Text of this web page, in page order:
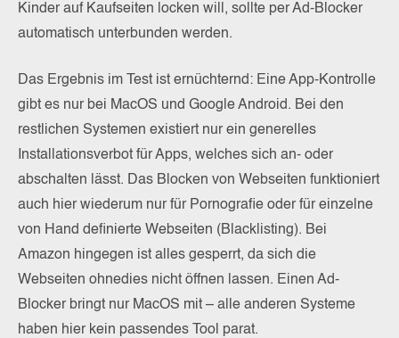
Kinder auf Kaufseiten locken will, sollte per Ad-Blocker
automatisch unterbunden werden.
Das Ergebnis im Test ist ernüchternd: Eine App-Kontrolle
gibt es nur bei MacOS und Google Android. Bei den
restlichen Systemen existiert nur ein generelles
Installationsverbot für Apps, welches sich an- oder
abschalten lässt. Das Blocken von Webseiten funktioniert
auch hier wiederum nur für Pornografie oder für einzelne
von Hand definierte Webseiten (Blacklisting). Bei
Amazon hingegen ist alles gesperrt, da sich die
Webseiten ohnedies nicht öffnen lassen. Einen Ad-
Blocker bringt nur MacOS mit – alle anderen Systeme
haben hier kein passendes Tool parat.